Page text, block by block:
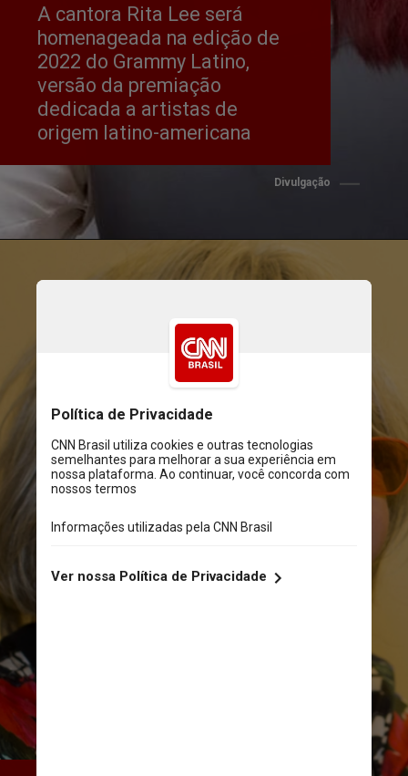
Divulgação
A cantora Rita Lee será
homenageada na edição de
2022 do Grammy Latino,
versão da premiação
dedicada a artistas de
origem latino-americana